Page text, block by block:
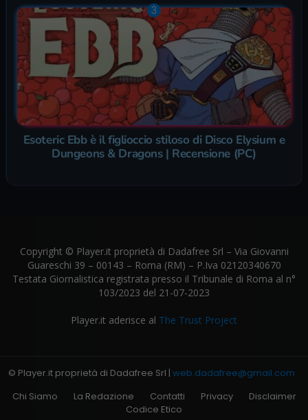
Esoteric Ebb è il figlioccio stiloso di Disco Elysium e
Dungeons & Dragons | Recensione (PC)
Copyright © Player.it proprietà di Dadafree Srl – Via Giovanni
Guareschi 39 – 00143 – Roma (RM) – P.Iva 02120340670
Testata Giornalistica registrata presso il Tribunale di Roma al n°
103/2023 del 21-07-2023
Player.it aderisce al The Trust Project
© Player.it proprietà di Dadafree Srl | web.dadafree@gmail.com
Chi Siamo
La Redazione Contatti Privacy
Disclaimer
Codice Etico